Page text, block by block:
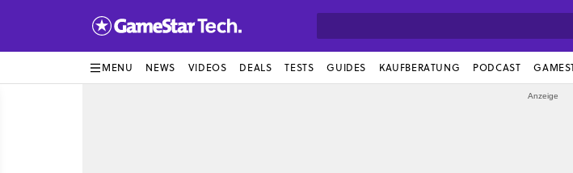
MENU NEWS VIDEOS DEALS TESTS GUIDES KAUFBERATUNG PODCAST